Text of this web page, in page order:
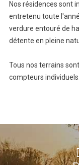
Nos résidences sont
entretenu toute
verdure entouré de
détente en pleine
Tous nos terrains
compteurs individuels.